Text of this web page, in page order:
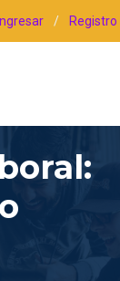
Ingresar / Registro